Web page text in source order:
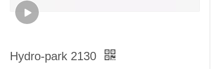
Hydro-park 2130